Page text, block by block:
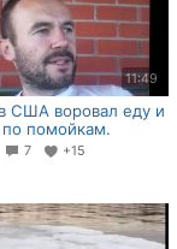
11:49
США воровал еду и
по помойкам.
7 +15